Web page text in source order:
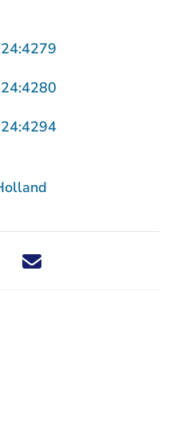
- U verlaat
dit nieuwsbericht via X -
Deel dit nieuwsbericht via
Deel dit nieuwsbericht
Deel dit